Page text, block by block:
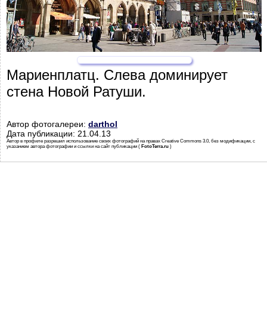
Мариенплатц. Слева доминирует
стена Новой Ратуши.
Автор фотогалереи: darthol
Дата публикации: 21.04.13
Автор в профиле разрешил использование своих фотографий на правах Creative Commons 3.0, без модификации, с
указанием автора фотографии и ссылки на сайт публикации ( FotoTerra.ru )